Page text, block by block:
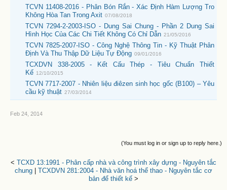
TCVN 11408-2016 - Phân Bón Rắn - Xác Định Hàm Lượng Tro
Không Hòa Tan Trong Axit 07/08/2018
TCVN 7294-2-2003-ISO - Dung Sai Chung - Phần 2 Dung Sai
Hình Học Của Các Chi Tiết Không Có Chỉ Dẫn 21/05/2016
TCVN 7825-2007-ISO - Công Nghệ Thông Tin - Kỹ Thuật Phân
Định Và Thu Thập Dữ Liệu Tự Động 09/01/2016
TCXDVN 338-2005 - Kết Cấu Thép - Tiêu Chuẩn Thiết
Kế 12/10/2015
TCVN 7717-2007 - Nhiên liệu điêzen sinh học gốc (B100) – Yêu
cầu kỹ thuật 27/03/2014
Feb 24, 2014
(You must log in or sign up to reply here.)
< TCXD 13:1991 - Phân cấp nhà và công trình xây dựng - Nguyên tắc
chung
TCXDVN 281:2004 - Nhà văn hoá thể thao - Nguyên tắc cơ
bản để thiết kế >